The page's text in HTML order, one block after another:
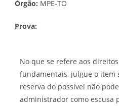
Órgão: MPE-TO
Prova:
No que se refere aos
fundamentais, julgue o item
reserva do possível não
administrador como escusa